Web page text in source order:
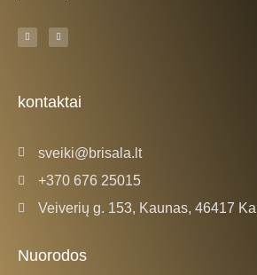
F
a
c
-
f
I
n
s
m
kontaktai
sveiki@brisala.lt
+370 676 25015
Veiverių g. 153, Kaunas, 46417
Nuorodos